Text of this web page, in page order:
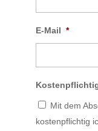
E-Mail *
Mit dem
kostenpflichtig